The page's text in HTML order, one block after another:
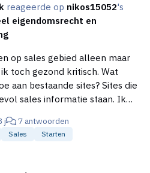
reageerde op nikos15052's
eigendomsrecht en
op sales gebied alleen maar
toch gezond kritisch. Wat
aan bestaande sites? Sites die
sales informatie staan. Ik
plekken gratis beschikbaar
j 7 antwoorden
Sales Starten